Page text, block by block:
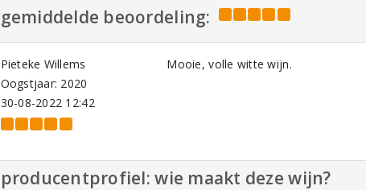
gemiddelde beoordeling:
Pieteke Willems
Oogstjaar: 2020
30-08-2022 12:42
Mooie, volle witte wijn.
producentprofiel: wie maakt deze wijn?